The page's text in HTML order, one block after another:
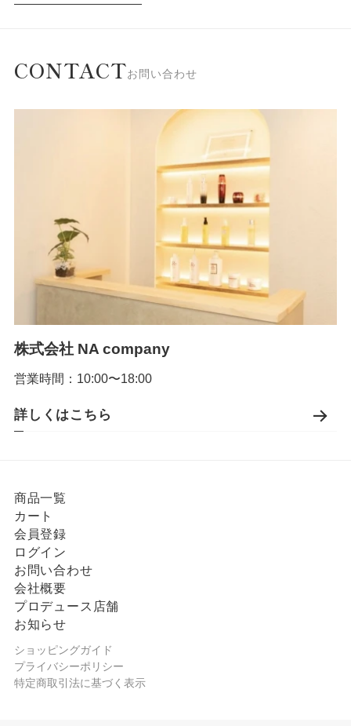
CONTACTお問い合わせ
株式会社 NA company
営業時間：10:00〜18:00
詳しくはこちら
商品一覧
カート
会員登録
ログイン
お問い合わせ
会社概要
プロデュース店舗
お知らせ
ショッピングガイド
プライバシーポリシー
特定商取引法に基づく表示